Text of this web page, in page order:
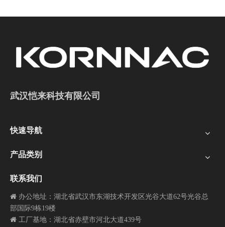
武汉恺来科技有限公司
快速导航
产品类别
联系我们
 办公地址：湖北省武汉市东湖技术开发区光谷大道62号光谷总
部国际9栋19楼
 工厂基地：湖北省赤壁市河北大道439号